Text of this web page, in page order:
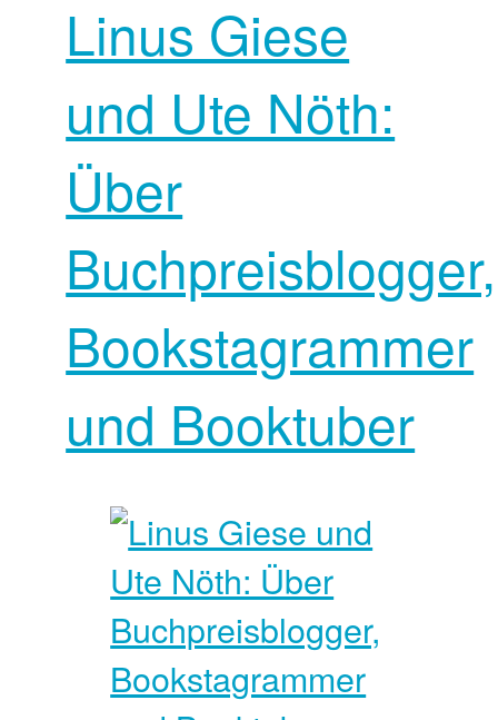
Linus Giese
und Ute Nöth:
Über
Buchpreisblogger,
Bookstagrammer
und Booktuber